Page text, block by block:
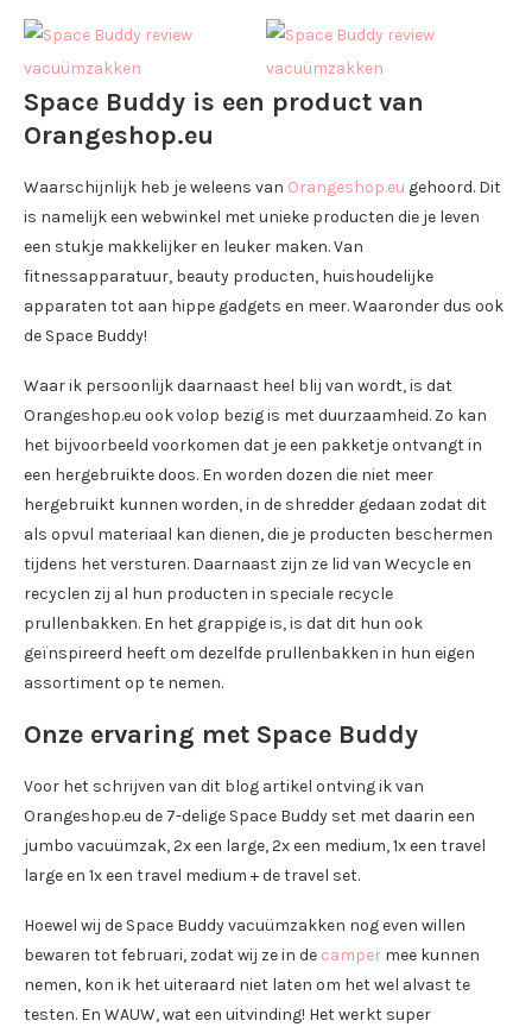
Space Buddy is een product van
Orangeshop.eu
Waarschijnlijk heb je weleens van Orangeshop.eu gehoord. Dit
is namelijk een webwinkel met unieke producten die je leven
een stukje makkelijker en leuker maken. Van
fitnessapparatuur, beauty producten, huishoudelijke
apparaten tot aan hippe gadgets en meer. Waaronder dus ook
de Space Buddy!
Waar ik persoonlijk daarnaast heel blij van wordt, is dat
Orangeshop.eu ook volop bezig is met duurzaamheid. Zo kan
het bijvoorbeeld voorkomen dat je een pakketje ontvangt in
een hergebruikte doos. En worden dozen die niet meer
hergebruikt kunnen worden, in de shredder gedaan zodat dit
als opvul materiaal kan dienen, die je producten beschermen
tijdens het versturen. Daarnaast zijn ze lid van Wecycle en
recyclen zij al hun producten in speciale recycle
prullenbakken. En het grappige is, is dat dit hun ook
geïnspireerd heeft om dezelfde prullenbakken in hun eigen
assortiment op te nemen.
Onze ervaring met Space Buddy
Voor het schrijven van dit blog artikel ontving ik van
Orangeshop.eu de 7-delige Space Buddy set met daarin een
jumbo vacuümzak, 2x een large, 2x een medium, 1x een travel
large en 1x een travel medium + de travel set.
Hoewel wij de Space Buddy vacuümzakken nog even willen
bewaren tot februari, zodat wij ze in de camper mee kunnen
nemen, kon ik het uiteraard niet laten om het wel alvast te
testen. En WAUW, wat een uitvinding! Het werkt super